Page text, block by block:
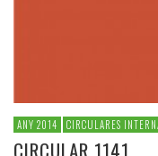
ANY 2014 CIRCULARES
CIRCULAR 1141